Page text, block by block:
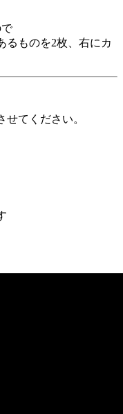
るものを2枚、右にカ
てください。